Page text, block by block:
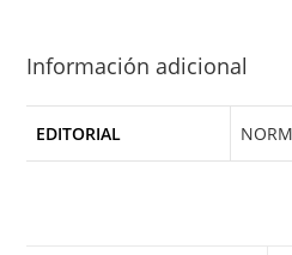
Información adicional
EDITORIAL